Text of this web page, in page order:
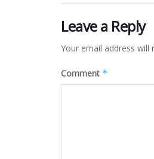
Leave a Reply
Your email address will
Comment *